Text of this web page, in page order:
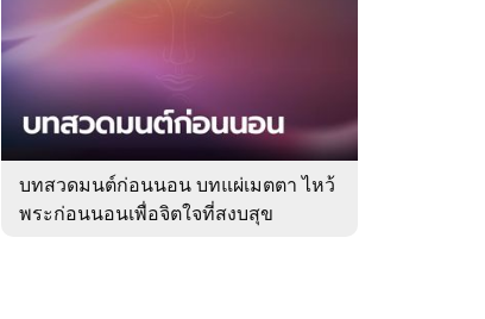
ของ
Sanook
ดูด
บทสวดมนต์ก่อนนอน บทแผ่เมตตา ไหว้
พระก่อนนอนเพื่อจิตใจที่สงบสุข